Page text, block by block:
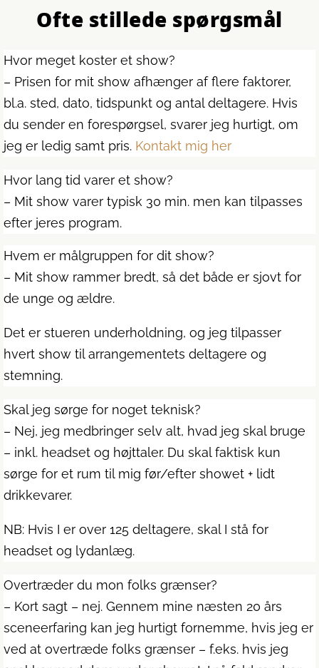
Ofte stillede spørgsmål
Hvor meget koster et show?
– Prisen for mit show afhænger af flere faktorer,
bl.a. sted, dato, tidspunkt og antal deltagere. Hvis
du sender en forespørgsel, svarer jeg hurtigt, om
jeg er ledig samt pris. Kontakt mig her
Hvor lang tid varer et show?
– Mit show varer typisk 30 min. men kan tilpasses
efter jeres program.
Hvem er målgruppen for dit show?
– Mit show rammer bredt, så det både er sjovt for
de unge og ældre.
Det er stueren underholdning, og jeg tilpasser
hvert show til arrangementets deltagere og
stemning.
Skal jeg sørge for noget teknisk?
– Nej, jeg medbringer selv alt, hvad jeg skal bruge
– inkl. headset og højttaler. Du skal faktisk kun
sørge for et rum til mig før/efter showet + lidt
drikkevarer.
NB: Hvis I er over 125 deltagere, skal I stå for
headset og lydanlæg.
Overtræder du mon folks grænser?
– Kort sagt – nej. Gennem mine næsten 20 års
sceneerfaring kan jeg hurtigt fornemme, hvis jeg er
ved at overtræde folks grænser – f.eks. hvis jeg